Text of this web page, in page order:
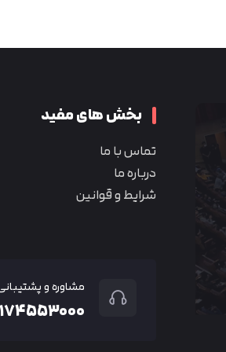
بخش های مفید
تماس با ما
درباره ما
شرایط و قوانین
مشاوره و